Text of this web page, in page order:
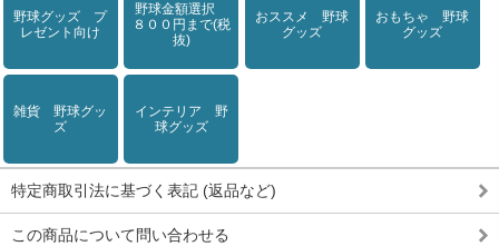
野球グッズ プ
レゼント向け
野球金額選択
８００円まで(税
抜)
おススメ 野球
グッズ
おもちゃ 野球
グッズ
雑貨 野球グッ
ズ
インテリア 野
球グッズ
特定商取引法に基づく表記 (返品など)
この商品について問い合わせる